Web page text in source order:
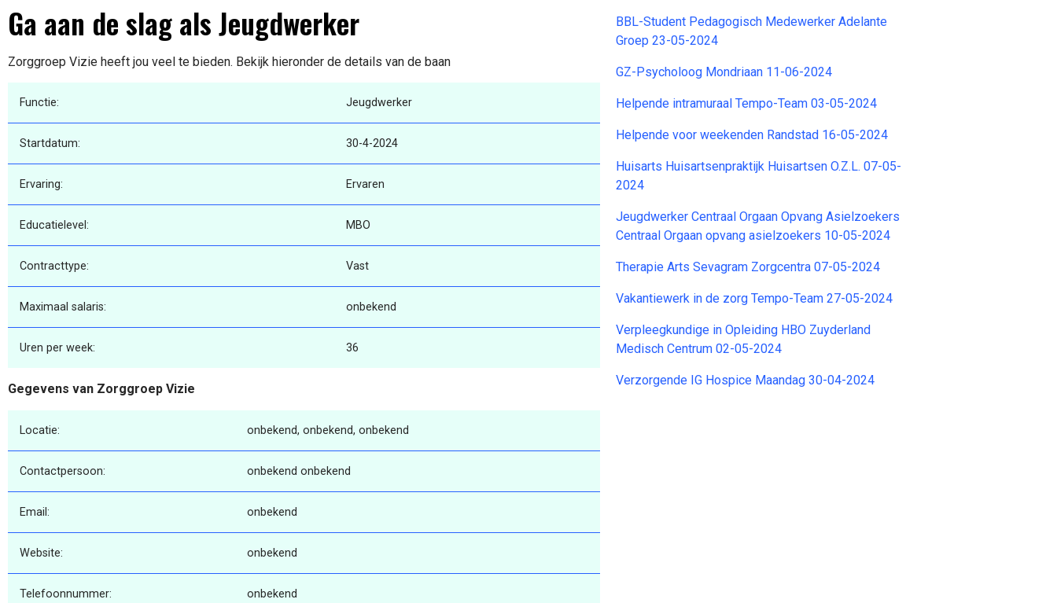
Ga aan de slag als Jeugdwerker
Zorggroep Vizie heeft jou veel te bieden. Bekijk hieronder de details van de baan
Functie: Jeugdwerker
Startdatum: 30-4-2024
Ervaring: Ervaren
Educatielevel: MBO
Contracttype: Vast
Maximaal salaris: onbekend
Uren per week: 36
Gegevens van Zorggroep Vizie
Locatie: onbekend, onbekend, onbekend
Contactpersoon: onbekend onbekend
Email: onbekend
Website: onbekend
Telefoonnummer: onbekend
BBL-Student Pedagogisch Medewerker Adelante
Groep 23-05-2024
GZ-Psycholoog Mondriaan 11-06-2024
Helpende intramuraal Tempo-Team 03-05-2024
Helpende voor weekenden Randstad 16-05-2024
Huisarts Huisartsenpraktijk Huisartsen O.Z.L. 07-05-
2024
Jeugdwerker Centraal Orgaan Opvang Asielzoekers
Centraal Orgaan opvang asielzoekers 10-05-2024
Therapie Arts Sevagram Zorgcentra 07-05-2024
Vakantiewerk in de zorg Tempo-Team 27-05-2024
Verpleegkundige in Opleiding HBO Zuyderland
Medisch Centrum 02-05-2024
Verzorgende IG Hospice Maandag 30-04-2024